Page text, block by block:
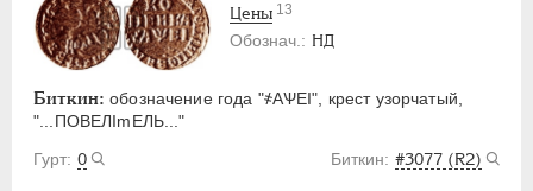
НД
Биткин: обозначение года "҂АѰЕI", крест узорчатый,
"...ПОВЕЛImЕЛЬ..."
0
#3077 (R2)
Цены 13